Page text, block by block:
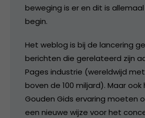
beweging is er en dit is
begin.
Het weblog is bij de lancering
berichten die gerelateerd zijn
Pages industrie (wereldwijd
boven de 100 miljard). Maar ook
Gouden Gids ervaring moeten
een nieuwe wijze voor het